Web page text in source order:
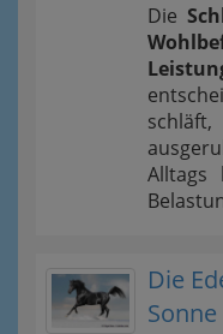
Die
Alltags
Die
Sonne